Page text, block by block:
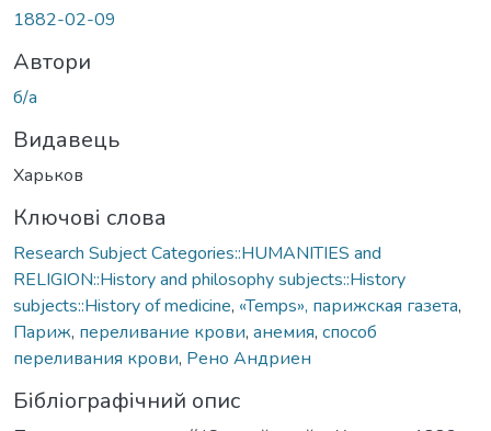
1882-02-09
Автори
б/а
Видавець
Харьков
Ключові слова
Research Subject Categories::HUMANITIES and
RELIGION::History and philosophy subjects::History
subjects::History of medicine, «Temps», парижская газета,
Париж, переливание крови, анемия, способ
переливания крови, Рено Андриен
Бібліографічний опис